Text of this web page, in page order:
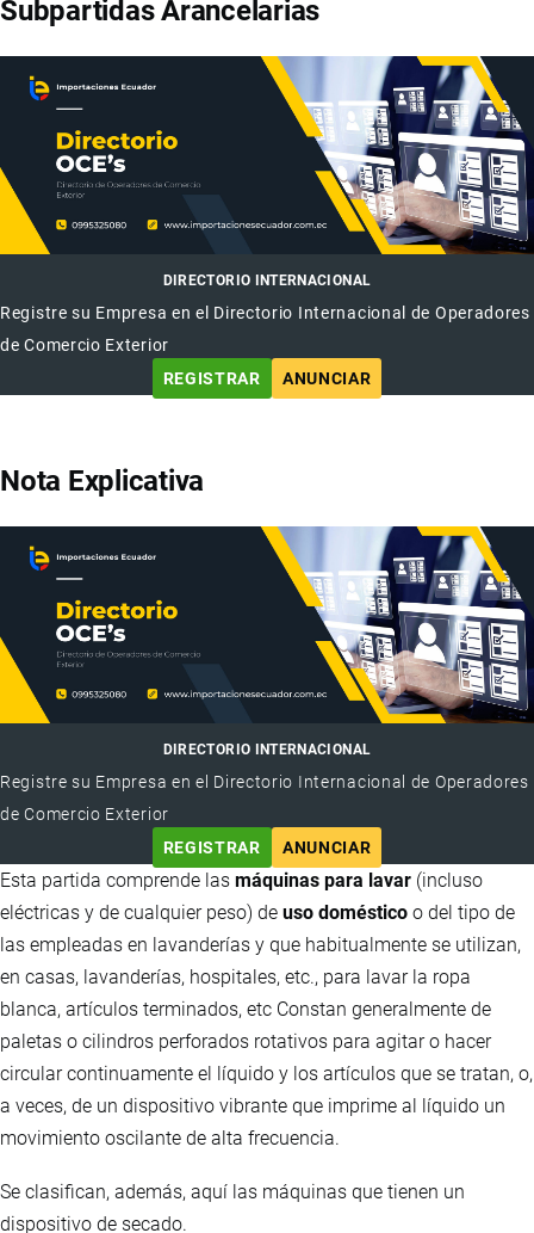
Subpartidas Arancelarias
DIRECTORIO INTERNACIONAL
Registre su Empresa en el Directorio Internacional de Operadores
de Comercio Exterior
REGISTRAR
ANUNCIAR
Nota Explicativa
DIRECTORIO INTERNACIONAL
Registre su Empresa en el Directorio Internacional de Operadores
de Comercio Exterior
REGISTRAR
ANUNCIAR
Esta partida comprende las máquinas para lavar (incluso
eléctricas y de cualquier peso) de uso doméstico o del tipo de
las empleadas en lavanderías y que habitualmente se utilizan,
en casas, lavanderías, hospitales, etc., para lavar la ropa
blanca, artículos terminados, etc Constan generalmente de
paletas o cilindros perforados rotativos para agitar o hacer
circular continuamente el líquido y los artículos que se tratan, o,
a veces, de un dispositivo vibrante que imprime al líquido un
movimiento oscilante de alta frecuencia.
Se clasifican, además, aquí las máquinas que tienen un
dispositivo de secado.